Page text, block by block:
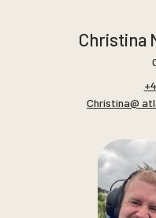
Christina
Christina@